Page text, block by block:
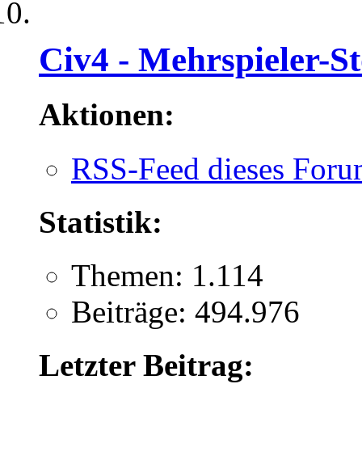
Civ4 - Mehrspieler-
Aktionen:
RSS-Feed dieses
Statistik:
Themen: 1.114
Beiträge: 494.976
Letzter Beitrag: